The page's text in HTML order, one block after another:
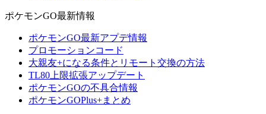
ポケモンGO最新情報
ポケモンGO最新アプデ情報
プロモーションコード
大親友+になる条件とリモート交換の方法
TL80上限拡張アップデート
ポケモンGOの不具合情報
ポケモンGOPlus+まとめ